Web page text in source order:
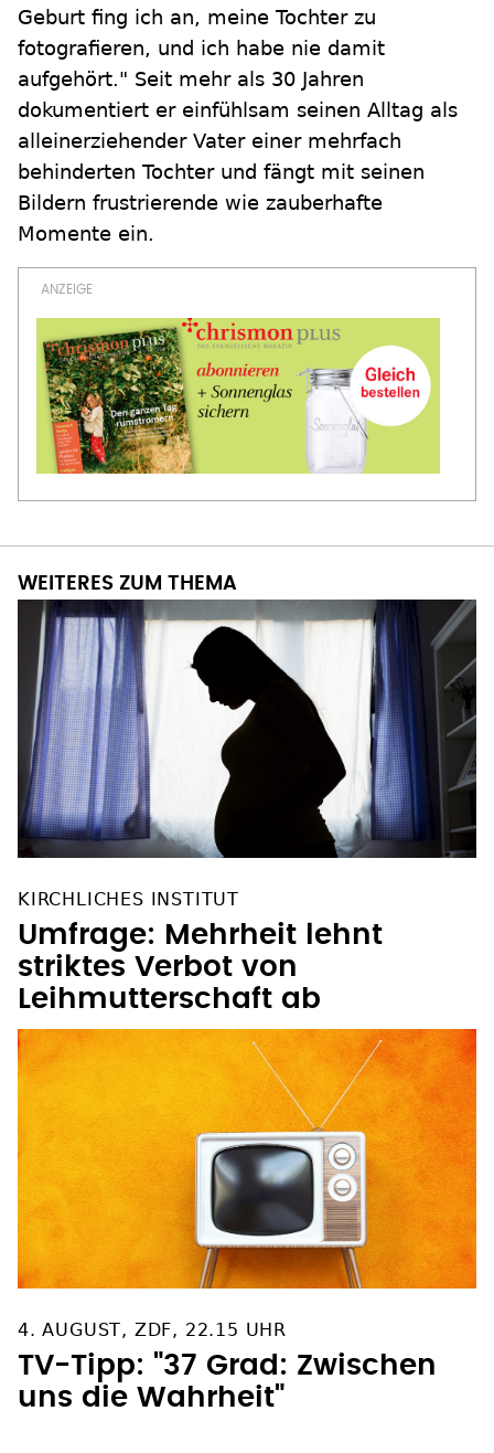
Geburt fing ich an, meine Tochter zu
fotografieren, und ich habe nie damit
aufgehört." Seit mehr als 30 Jahren
dokumentiert er einfühlsam seinen Alltag als
alleinerziehender Vater einer mehrfach
behinderten Tochter und fängt mit seinen
Bildern frustrierende wie zauberhafte
Momente ein.
WEITERES ZUM THEMA
KIRCHLICHES INSTITUT
Umfrage: Mehrheit lehnt
striktes Verbot von
Leihmutterschaft ab
4. AUGUST, ZDF, 22.15 UHR
TV-Tipp: "37 Grad: Zwischen
uns die Wahrheit"